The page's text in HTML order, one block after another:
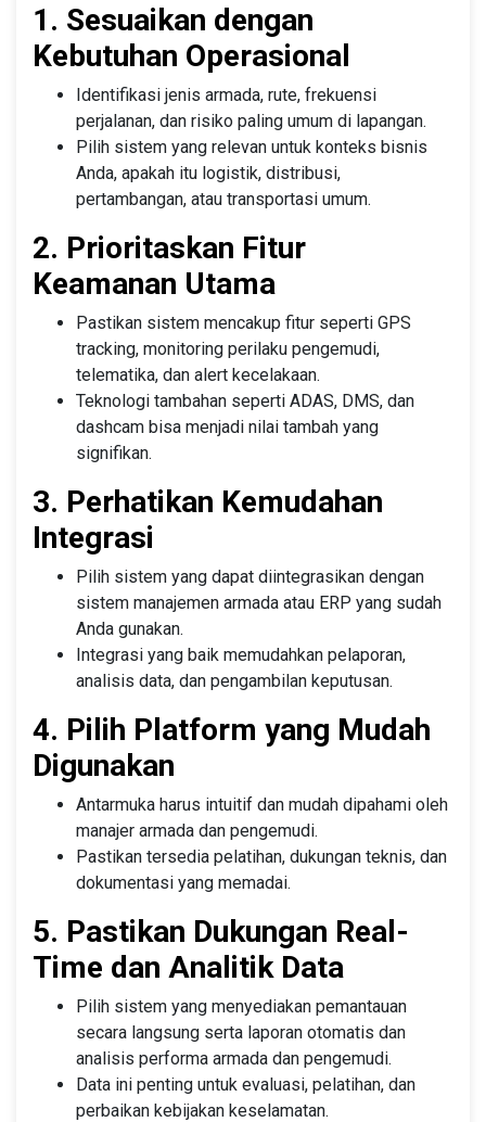
1. Sesuaikan dengan
Kebutuhan Operasional
Identifikasi jenis armada, rute, frekuensi
perjalanan, dan risiko paling umum di lapangan.
Pilih sistem yang relevan untuk konteks bisnis
Anda, apakah itu logistik, distribusi,
pertambangan, atau transportasi umum.
2. Prioritaskan Fitur
Keamanan Utama
Pastikan sistem mencakup fitur seperti GPS
tracking, monitoring perilaku pengemudi,
telematika, dan alert kecelakaan.
Teknologi tambahan seperti ADAS, DMS, dan
dashcam bisa menjadi nilai tambah yang
signifikan.
3. Perhatikan Kemudahan
Integrasi
Pilih sistem yang dapat diintegrasikan dengan
sistem manajemen armada atau ERP yang sudah
Anda gunakan.
Integrasi yang baik memudahkan pelaporan,
analisis data, dan pengambilan keputusan.
4. Pilih Platform yang Mudah
Digunakan
Antarmuka harus intuitif dan mudah dipahami oleh
manajer armada dan pengemudi.
Pastikan tersedia pelatihan, dukungan teknis, dan
dokumentasi yang memadai.
5. Pastikan Dukungan Real-
Time dan Analitik Data
Pilih sistem yang menyediakan pemantauan
secara langsung serta laporan otomatis dan
analisis performa armada dan pengemudi.
Data ini penting untuk evaluasi, pelatihan, dan
perbaikan kebijakan keselamatan.